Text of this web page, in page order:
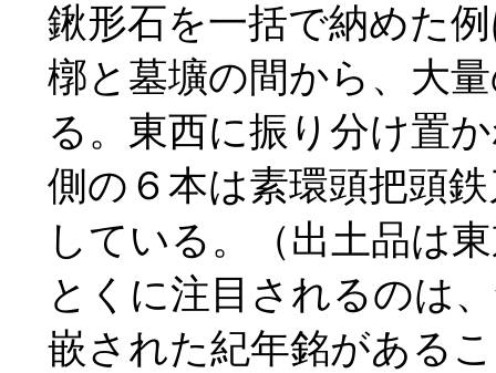
鍬形石を一括で納めた
槨と墓壙の間から、大
る。東西に振り分け置
側の６本は素環頭把頭
している。（出土品は
とくに注目されるのは
嵌された紀年銘がある